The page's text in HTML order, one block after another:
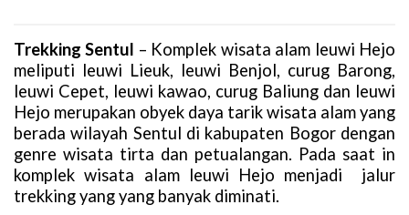
Trekking Sentul – Komplek wisata alam leuwi Hejo
meliputi leuwi Lieuk, leuwi Benjol, curug Barong,
leuwi Cepet, leuwi kawao, curug Baliung dan leuwi
Hejo merupakan obyek daya tarik wisata alam yang
berada wilayah Sentul di kabupaten Bogor dengan
genre wisata tirta dan petualangan. Pada saat in
komplek wisata alam leuwi Hejo menjadi jalur
trekking yang yang banyak diminati.